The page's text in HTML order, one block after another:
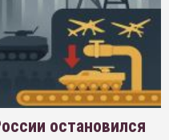
остановился